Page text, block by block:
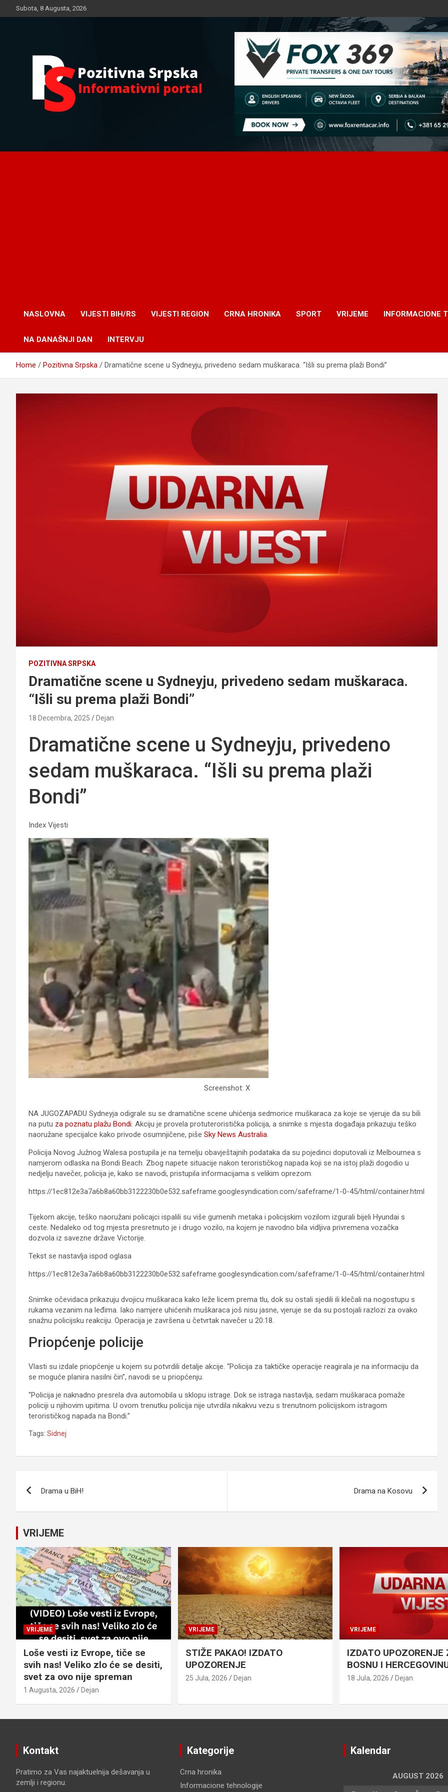
to
Subota, 8 Augusta, 2026
NASLOVNA VIJESTI BIH/RS VIJESTI REGION CRNA HRONIKA SPORT VRIJEME INFORMACIONE
NA DANAŠNJI DAN INTERVJU
Home Pozitivna Srpska Dramatične scene u Sydneyju, privedeno sedam muškaraca. “Išli su prema plaži Bondi”
POZITIVNA SRPSKA
Dramatične scene u Sydneyju, privedeno sedam muškaraca.
“Išli su prema plaži Bondi”
18 Decembra, 2025 Dejan
Dramatične scene u Sydneyju, privedeno
sedam muškaraca. “Išli su prema plaži
Bondi”
Index Vijesti
Screenshot: X
NA JUGOZAPADU Sydneyja odigrale su se dramatične scene uhićenja sedmorice muškaraca za koje se vjeruje da su bili
na putu za poznatu plažu Bondi. Akciju je provela protuteroristička policija, a snimke s mjesta događaja prikazuju teško
naoružane specijalce kako privode osumnjičene, piše Sky News Australia.
Policija Novog Južnog Walesa postupila je na temelju obavještajnih podataka da su pojedinci doputovali iz Melbournea s
namjerom odlaska na Bondi Beach. Zbog napete situacije nakon terorističkog napada koji se na istoj plaži dogodio u
nedjelju navečer, policija je, kako se navodi, pristupila informacijama s velikim oprezom.
https://1ec812e3a7a6b8a60bb3122230b0e532.safeframe.googlesyndication.com/safeframe/1-0-45/html/container.html
Tijekom akcije, teško naoružani policajci ispalili su više gumenih metaka i policijskim vozilom izgurali bijeli Hyundai s
ceste. Nedaleko od tog mjesta presretnuto je i drugo vozilo, na kojem je navodno bila vidljiva privremena vozačka
dozvola iz savezne države Victorije.
Tekst se nastavlja ispod oglasa
https://1ec812e3a7a6b8a60bb3122230b0e532.safeframe.googlesyndication.com/safeframe/1-0-45/html/container.html
Snimke očevidaca prikazuju dvojicu muškaraca kako leže licem prema tlu, dok su ostali sjedili ili klečali na nogostupu s
rukama vezanim na leđima. Iako namjere uhićenih muškaraca još nisu jasne, vjeruje se da su postojali razlozi za ovako
snažnu policijsku reakciju. Operacija je završena u četvrtak navečer u 20:18.
Priopćenje policije
Vlasti su izdale priopćenje u kojem su potvrdili detalje akcije. “Policija za taktičke operacije reagirala je na informaciju da
se moguće planira nasilni čin”, navodi se u priopćenju.
“Policija je naknadno presrela dva automobila u sklopu istrage. Dok se istraga nastavlja, sedam muškaraca pomaže
policiji u njihovim upitima. U ovom trenutku policija nije utvrdila nikakvu vezu s trenutnom policijskom istragom
terorističkog napada na Bondi.”
Tags: Sidnej
Drama u BiH! Drama na Kosovu
VRIJEME
VRIJEME
Loše vesti iz Evrope, tiče se
svih nas! Veliko zlo će se desiti,
svet za ovo nije spreman
1 Augusta, 2026 Dejan
VRIJEME
STIŽE PAKAO! IZDATO
UPOZORENJE
25 Jula, 2026 Dejan
VRIJEME
IZDATO UPOZORENJE
BOSNU I
18 Jula, 2026 Dejan
Kontakt
Pratimo za Vas najaktuelnija dešavanja u
zemlji i regionu.
Kategorije
Crna hronika
Informacione tehnologije
Kalendar
AUGUST 2026